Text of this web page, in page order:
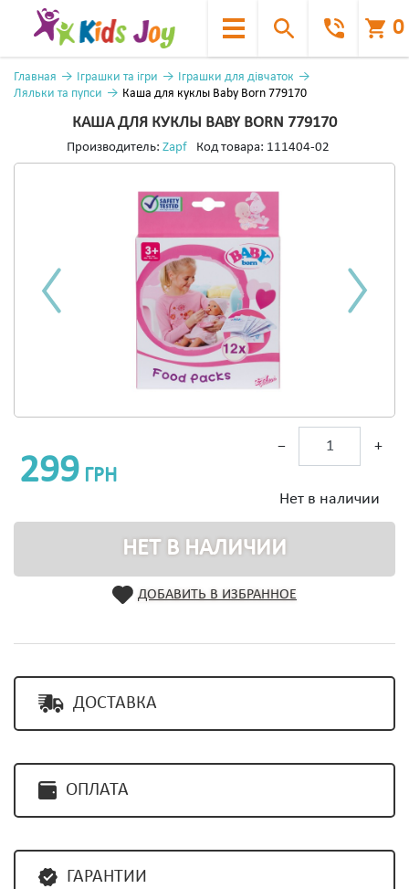
0
Главная Іграшки та ігри
Іграшки для дівчаток
Ляльки та пупси
Каша для куклы Baby Born 779170
КАША ДЛЯ КУКЛЫ BABY BORN 779170
Производитель: Zapf Код товара: 111404-02
299 ГРН
− +
Нет в наличии
НЕТ В НАЛИЧИИ
ДОБАВИТЬ В ИЗБРАННОЕ
ДОСТАВКА
ОПЛАТА
ГАРАНТИИ